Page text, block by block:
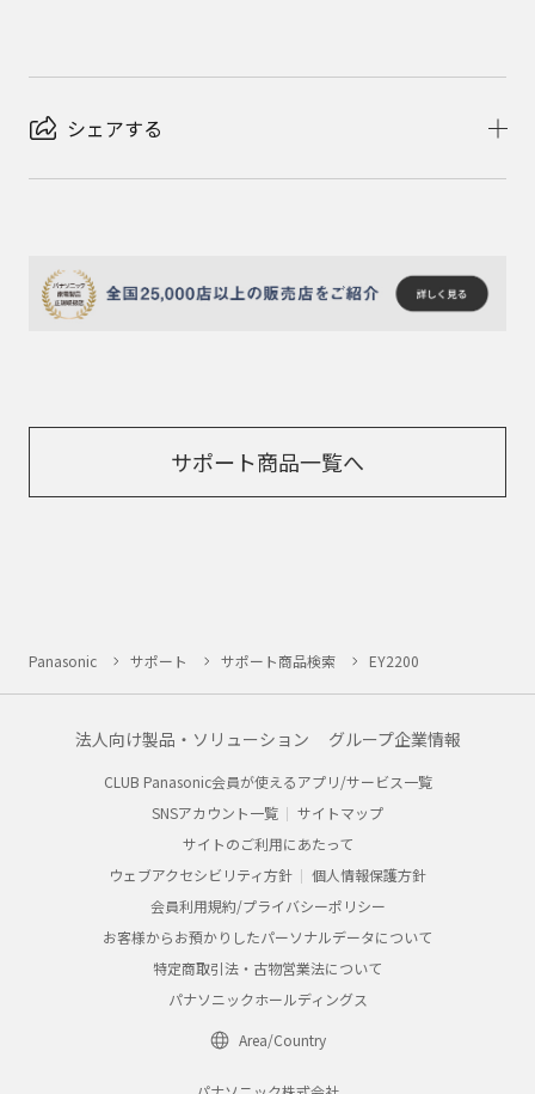
シェアする
サポート商品一覧へ
Panasonic サポート サポート商品検索 EY2200
法人向け製品・ソリューション グループ企業情報
CLUB Panasonic会員が使えるアプリ/サービス一覧
SNSアカウント一覧
サイトマップ
サイトのご利用にあたって
ウェブアクセシビリティ方針
個人情報保護方針
会員利用規約/プライバシーポリシー
お客様からお預かりしたパーソナルデータについて
特定商取引法・古物営業法について
パナソニックホールディングス
Area/Country